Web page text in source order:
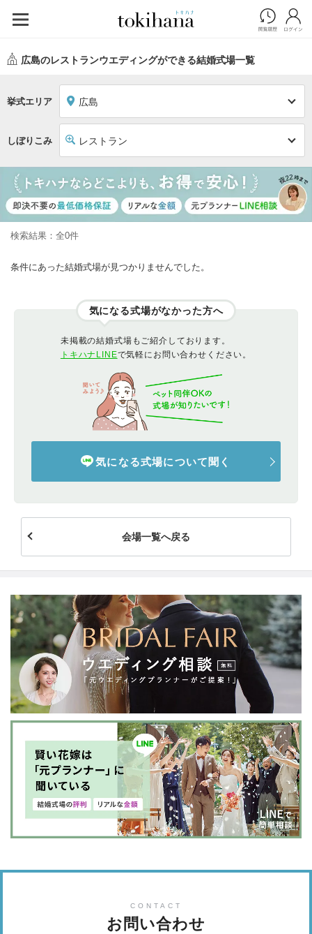
広島のレストランウエディングができる結婚式場一覧
挙式エリア 広島
しぼりこみ レストラン
検索結果：全0件
条件にあった結婚式場が見つかりませんでした。
気になる式場がなかった方へ
未掲載の結婚式場もご紹介しております。
トキハナLINEで気軽にお問い合わせください。
気になる式場について聞く
会場一覧へ戻る
CONTACT
お問い合わせ